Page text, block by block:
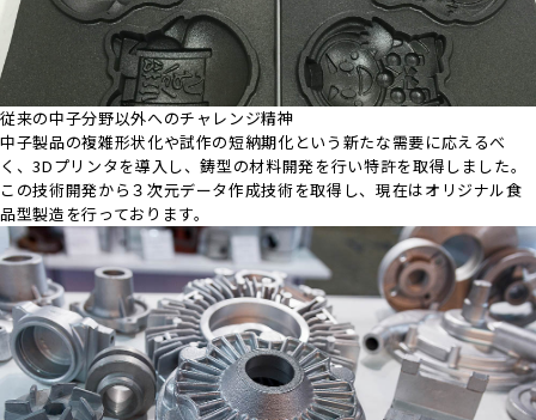
従来の中子分野以外へのチャレンジ精神
中子製品の複雑形状化や試作の短納期化という新たな需要に応えるべ
く、3Dプリンタを導入し、鋳型の材料開発を行い特許を取得しました。
この技術開発から３次元データ作成技術を取得し、現在はオリジナル食
品型製造を行っております。